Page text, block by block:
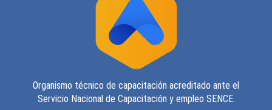
Organismo técnico de capacitación acreditado ante el
Servicio Nacional de Capacitación y empleo SENCE.